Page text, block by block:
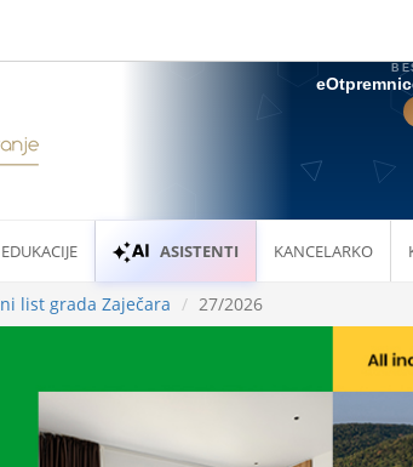
EDUKACIJE ASISTENTI KANCELARKO
list grada Zaječara 27/2026